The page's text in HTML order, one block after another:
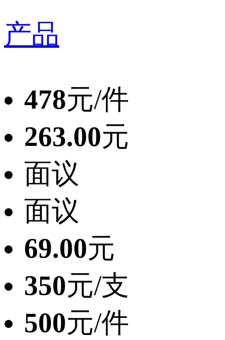
产品
478元/件
263.00元
面议
面议
69.00元
350元/支
500元/件